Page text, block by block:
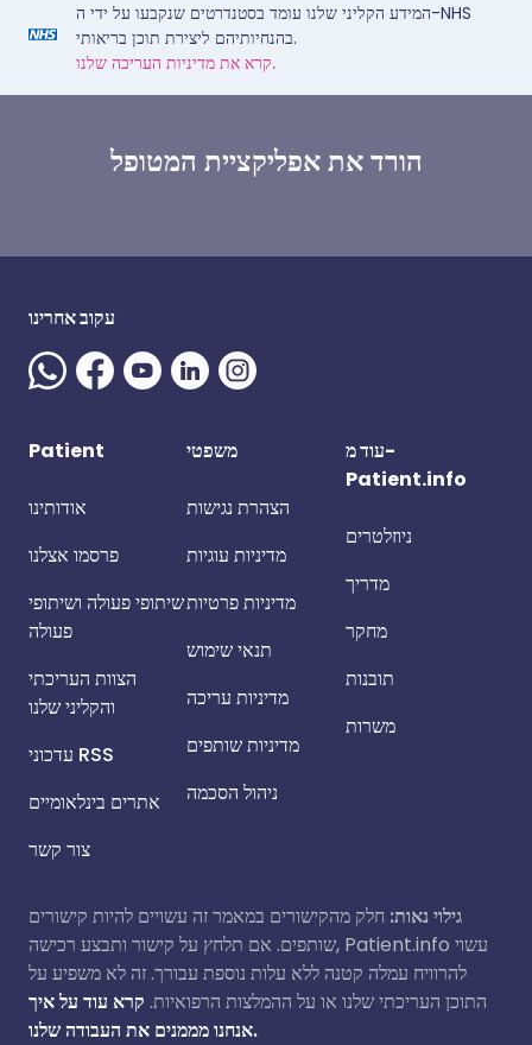
המידע הקליני שלנו עומד בסטנדרטים שנקבעו על ידי ה-NHS
בהנחיותיהם ליצירת תוכן בריאותי.
קרא את מדיניות העריכה שלנו.
הורד את אפליקציית המטופל
עקוב אחרינו
Patient
אודותינו
פרסמו אצלנו
שיתופי פעולה ושיתופי
פעולה
הצוות העריכתי
והקליני שלנו
עדכוני RSS
אתרים בינלאומיים
צור קשר
משפטי
הצהרת נגישות
מדיניות עוגיות
מדיניות פרטיות
תנאי שימוש
מדיניות עריכה
מדיניות שותפים
ניהול הסכמה
עוד מ-
Patient.info
ניוזלטרים
מדריך
מחקר
תובנות
משרות
גילוי נאות: חלק מהקישורים במאמר זה עשויים להיות קישורים
שותפים. אם תלחץ על קישור ותבצע רכישה, Patient.info עשוי
להרוויח עמלה קטנה ללא עלות נוספת עבורך. זה לא משפיע על
התוכן העריכתי שלנו או על ההמלצות הרפואיות. קרא עוד על איך
אנחנו מממנים את העבודה שלנו.